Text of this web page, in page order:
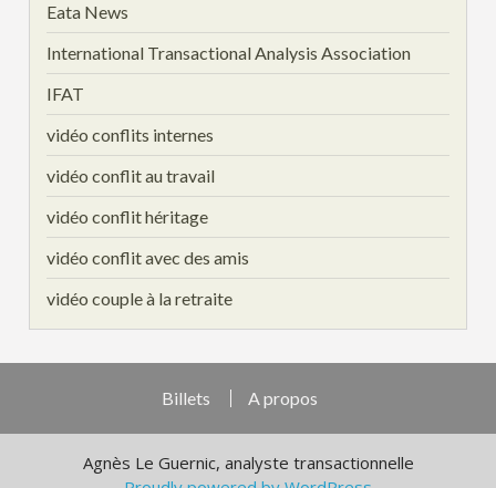
Eata News
International Transactional Analysis Association
IFAT
vidéo conflits internes
vidéo conflit au travail
vidéo conflit héritage
vidéo conflit avec des amis
vidéo couple à la retraite
Billets A propos
Agnès Le Guernic, analyste transactionnelle